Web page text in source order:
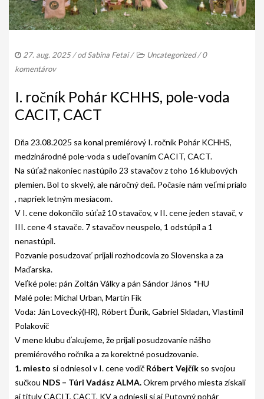
TLAČIVÁ A PRIHLÁŠKY
ZÁPISNICE Z ČLENSKEJ SCHÔDZE
AKO BYT ČLENOM KCHHS
OZNAMY / NEWS
DEUTSCH DRAHTHAAR
ŠTANDARD
PODMIENKY CHOVNOSTI
CHOVNÉ PSY
CHOVATEĽSKÉ STANICE
OČAKÁVANÉ VRHY NDS V ROKU 2026
PUDELPOINTER
ŠTANDARD
PODMIENKY CHOVNOSTI
CHOVNÉ PSY
27. aug. 2025/ odSabina Fetai/ Uncategorized/0
komentárov
I. ročník Pohár KCHHS, pole-voda
CACIT, CACT
Dňa 23.08.2025 sa konal premiérový I. ročník Pohár KCHHS,
medzinárodné pole-voda s udeľovaním CACIT, CACT.
Na súťaž nakoniec nastúpilo 23 stavačov z toho 16 klubových
plemien. Bol to skvelý, ale náročný deň. Počasie nám veľmi prialo
, napriek letným mesiacom.
V I. cene dokončilo súťaž 10 stavačov, v II. cene jeden stavač, v
III. cene 4 stavače. 7 stavačov neuspelo, 1 odstúpil a 1
nenastúpil.
Pozvanie posudzovať prijali rozhodcovia zo Slovenska a za
Maďarska.
Veľké pole: pán Zoltán Války a pán Sándor János *HU
Malé pole: Michal Urban, Martin Fik
Voda: Ján Lovecký(HR), Róbert Ďurík, Gabriel Skladan, Vlastimil
Polakovič
V mene klubu ďakujeme, že prijali posudzovanie nášho
premiérového ročníka a za korektné posudzovanie.
1. miesto si odniesol v I. cene vodič Róbert Vejčík so svojou
sučkou NDS – Túri Vadász ALMA.Okrem prvého miesta získali
aj tituly CACIT, CACT, KV a odniesli si aj Putovný pohár